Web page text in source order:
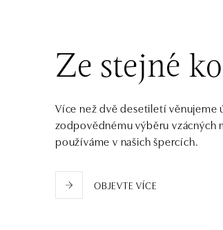
Einsteinova 18, 851 01 Bratislava
tel.: +421 917 090 891
dnes otevřeno od 10:00
Ze stejné
Více než dvě desetiletí věnujeme
zodpovědnému výběru vzácných
používáme v našich špercích.
OBJEVTE VÍCE